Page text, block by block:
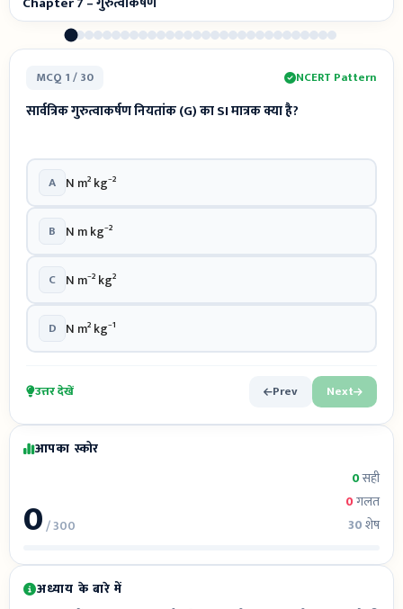
MCQ 1 / 30 NCERT Pattern
सार्वत्रिक गुरुत्वाकर्षण नियतांक (G) का SI मात्रक क्या है?
A N m² kg⁻²
B N m kg⁻²
C N m⁻² kg²
D N m² kg⁻¹
उत्तर देखें Prev Next
आपका स्कोर
0/ 300
0सही
0गलत
30शेष
अध्याय के बारे में